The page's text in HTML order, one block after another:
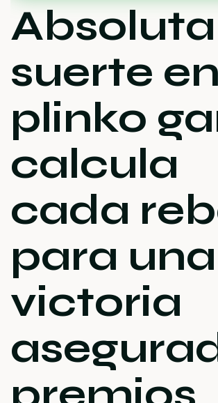
Absoluta
suerte
plinko
calcula
cada
para una
victoria